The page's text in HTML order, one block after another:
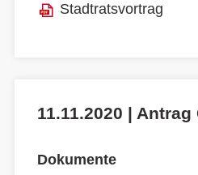
Stadtratsvortrag
11.11.2020 |
Dokumente